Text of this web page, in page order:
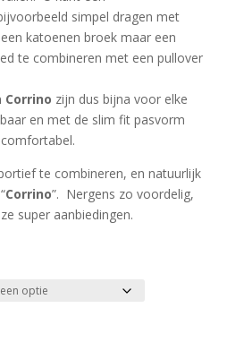
simpel dragen met
katoenen broek maar een
te combineren met een pullover
Corrino zijn dus bijna voor elke
en met de slim fit pasvorm
te combineren, en natuurlijk
Corrino”. Nergens zo voordelig,
super aanbiedingen.